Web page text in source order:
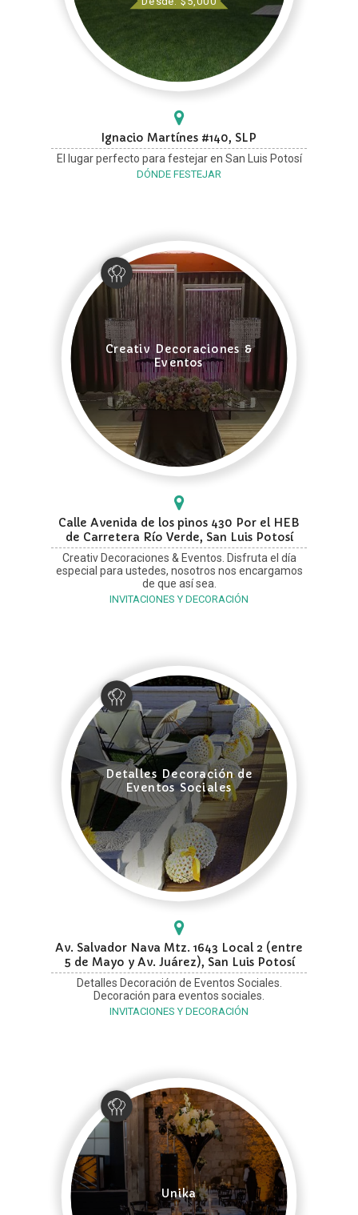
Ignacio Martínes #140, SLP
El lugar perfecto para festejar en San Luis Potosí
DÓNDE FESTEJAR
Creativ Decoraciones &
Eventos
Calle Avenida de los pinos 430 Por el HEB
de Carretera Río Verde, San Luis Potosí
Creativ Decoraciones & Eventos. Disfruta el día
especial para ustedes, nosotros nos encargamos
de que así sea.
INVITACIONES Y DECORACIÓN
Detalles Decoración de
Eventos Sociales
Av. Salvador Nava Mtz. 1643 Local 2 (entre
5 de Mayo y Av. Juárez), San Luis Potosí
Detalles Decoración de Eventos Sociales.
Decoración para eventos sociales.
INVITACIONES Y DECORACIÓN
Unika